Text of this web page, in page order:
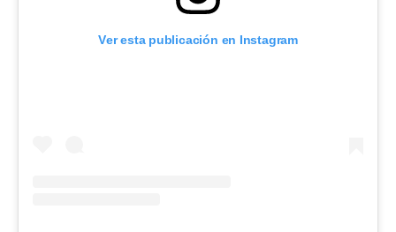
Ver esta publicación en Instagram